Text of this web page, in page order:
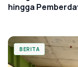
hingga
BERITA